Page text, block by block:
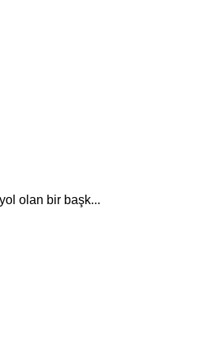
olan bir başk...